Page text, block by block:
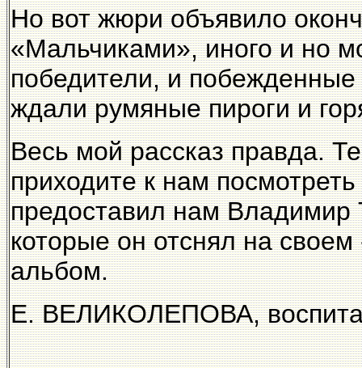
Но вот жюри объявило
«Мальчиками», иного и но
победители, и
ждали румяные пироги и
Весь мой рассказ правда.
приходите к нам
предоставил нам
которые он отснял на
альбом.
Е. ВЕЛИКОЛЕПОВА,